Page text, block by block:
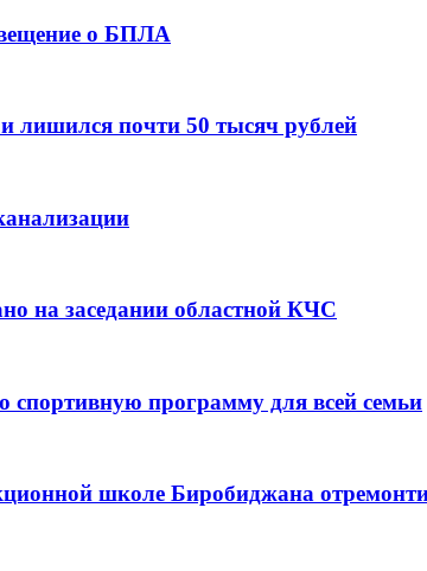
о БПЛА
лишился почти 50 тысяч рублей
на заседании областной КЧС
спортивную программу для всей семьи
школе Биробиджана